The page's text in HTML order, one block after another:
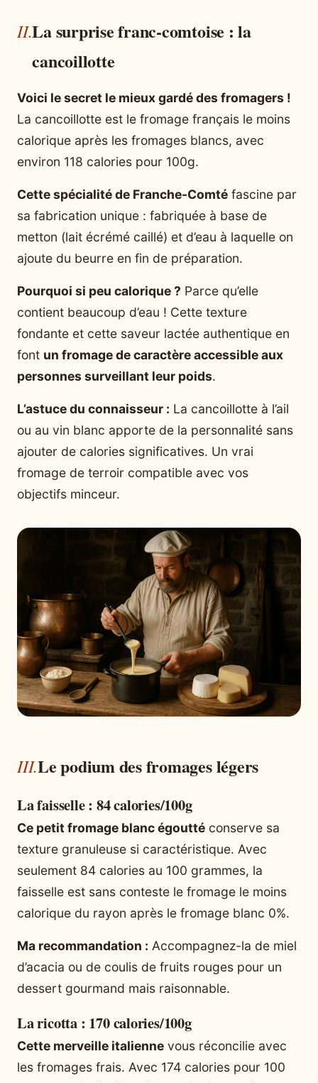
La surprise franc-comtoise : la
cancoillotte
Voici le secret le mieux gardé des fromagers !
La cancoillotte est le fromage français le moins
calorique après les fromages blancs, avec
environ 118 calories pour 100g.
Cette spécialité de Franche-Comté fascine par
sa fabrication unique : fabriquée à base de
metton (lait écrémé caillé) et d’eau à laquelle on
ajoute du beurre en fin de préparation.
Pourquoi si peu calorique ? Parce qu’elle
contient beaucoup d’eau ! Cette texture
fondante et cette saveur lactée authentique en
font un fromage de caractère accessible aux
personnes surveillant leur poids.
L’astuce du connaisseur : La cancoillotte à l’ail
ou au vin blanc apporte de la personnalité sans
ajouter de calories significatives. Un vrai
fromage de terroir compatible avec vos
objectifs minceur.
Le podium des fromages légers
La faisselle : 84 calories/100g
Ce petit fromage blanc égoutté conserve sa
texture granuleuse si caractéristique. Avec
seulement 84 calories au 100 grammes, la
faisselle est sans conteste le fromage le moins
calorique du rayon après le fromage blanc 0%.
Ma recommandation : Accompagnez-la de miel
d’acacia ou de coulis de fruits rouges pour un
dessert gourmand mais raisonnable.
La ricotta : 170 calories/100g
Cette merveille italienne vous réconcilie avec
les fromages frais. Avec 174 calories pour 100